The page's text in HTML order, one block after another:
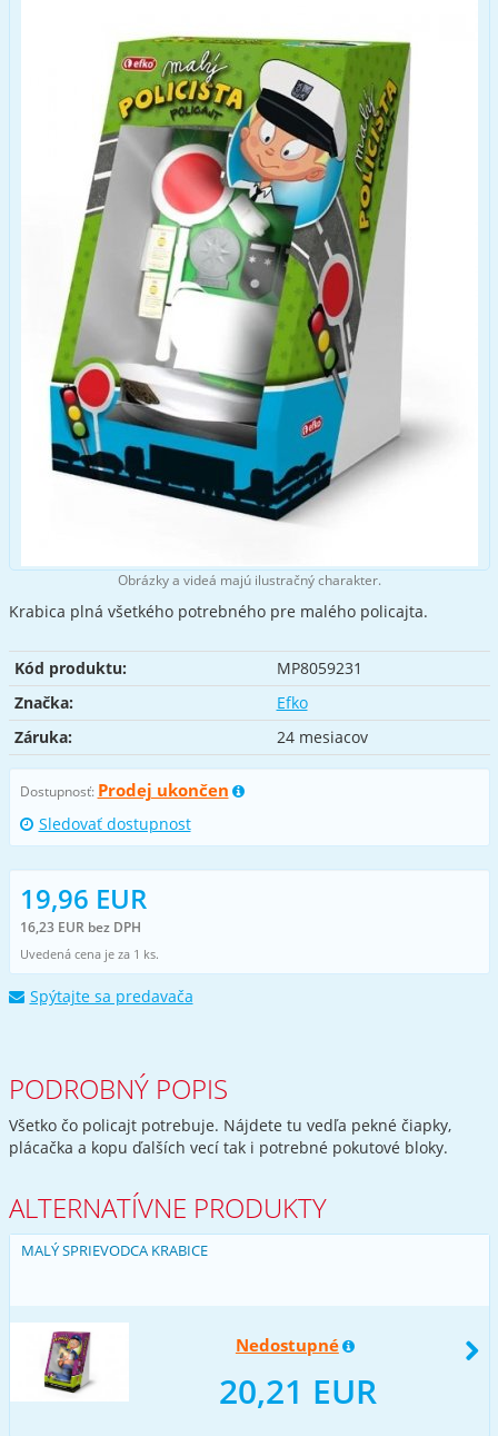
Obrázky a videá majú ilustračný charakter.
Krabica plná všetkého potrebného pre malého policajta.
Kód produktu:
MP8059231
Značka:
Efko
Záruka:
24 mesiacov
Dostupnosť: Prodej ukončen
Sledovať dostupnost
19,96 EUR
16,23 EUR bez DPH
Uvedená cena je za 1 ks.
Spýtajte sa predavača
PODROBNÝ POPIS
Všetko čo policajt potrebuje. Nájdete tu vedľa pekné čiapky,
plácačka a kopu ďalších vecí tak i potrebné pokutové bloky.
ALTERNATÍVNE PRODUKTY
MALÝ SPRIEVODCA KRABICE
Nedostupné
20,21 EUR